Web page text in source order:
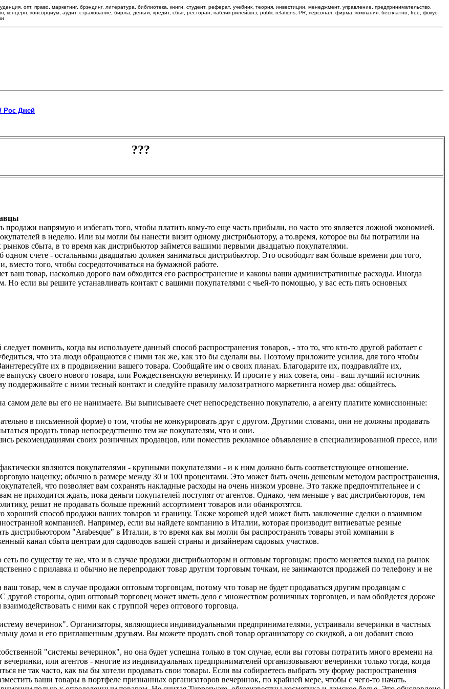
опт, право, маркетинг, брэндинг, литература, библиотека, книги, студент, реферат, учебник, теория, инвестиции, менеджмент, управление, предпринимательство,
консорциум, аудит, страхование, биржа, деньги, кредит, сбыт, ресторан, паблик рилейшнз, public relations, PR, персонал, фирма, компания, бесплатно, free, фокус-
Рос Джей
напрямую и избегать того, чтобы платить кому-то еще часть прибыли, но часто это является ложной экономией.
в неделю. Или вы могли бы нанести визит одному дистрибьютору, а то.время, которое вы бы потратили на
рынков сбыта, в то время как дистрибьютор займется вашими первыми двадцатью покупателями.
одном счете - остальными двадцатью должен заниматься дистрибьютор. Это освободит вам больше времени для того,
вместо того, чтобы сосредоточиваться на бумажной работе.
ваш товар, насколько дорого вам обходится его распространение и каковы ваши административные расходы. Иногда
Но если вы решите устанавливать контакт с вашими покупателями с чьей-то помощью, у вас есть пять основных
помнить, когда вы используете данный способ распространения товаров, - это то, что кто-то другой работает с
что эта люди обращаются с ними так же, как это бы сделали вы. Поэтому приложите усилия, для того чтобы
их в продвижении вашего товара. Сообщайте им о своих планах. Благодарите их, поздравляйте их,
выпуску своего нового товара, или Рождественскую вечеринку. И просите у них совета, они - ваш лучший источник
с ними тесный контакт и следуйте правилу малозатратного маркетинга номер два: общайтесь.
самом деле вы его не нанимаете. Вы выписываете счет непосредственно покупателю, а агенту платите комиссионные:
в письменной форме) о том, чтобы не конкурировать друг с другом. Другими словами, они не должны продавать
продать товар непосредственно тем же покупателям, что и они.
рекомендациями своих розничных продавцов, или поместив рекламное объявление в специализированной прессе, или
являются покупателями - крупными покупателями - и к ним должно быть соответствующее отношение.
наценку; обычно в размере между 30 и 100 процентами. Это может быть очень дешевым методом распространения,
что позволяет вам сохранять накладные расходы на очень низком уровне. Это также предпочтительнее и с
не приходится ждать, пока деньги покупателей поступят от агентов. Однако, чем меньше у вас дистрибьюторов, тем
решат не продавать больше прежний ассортимент товаров или обанкротятся.
хороший способ продажи ваших товаров за границу. Также хорошей идей может быть заключение сделки о взаимном
компанией. Например, если вы найдете компанию в Италии, которая производит витиеватые резные
дистрибьютором "Arabesque" в Италии, в то время как вы могли бы распространять товары этой компании в
канал сбыта центрам для садоводов вашей страны и дизайнерам садовых участков.
по существу те же, что и в случае продажи дистрибьюторам и оптовым торговцам; просто меняется выход на рынок
с прилавка и обычно не перепродают товар другим торговым точкам, не занимаются продажей по телефону и не
товар, чем в случае продажи оптовым торговцам, потому что товар не будет продаваться другим продавцам с
другой стороны, один оптовый торговец может иметь дело с множеством розничных торговцев, и вам обойдется дороже
с ними как с группой через оптового торговца.
вечеринок". Организаторы, являющиеся индивидуальными предпринимателями, устраивали вечеринки в частных
дома и его приглашенным друзьям. Вы можете продать свой товар организатору со скидкой, а он добавит свою
"системы вечеринок", но она будет успешна только в том случае, если вы готовы потратить много времени на
или агентов - многие из индивидуальных предпринимателей организовывают вечеринки только тогда, когда
не так часто, как вы бы хотели продавать свои товары. Если вы собираетесь выбрать эту форму распространения
ваши товары в портфеле признанных организаторов вечеринок, по крайней мере, чтобы с чего-то начать.